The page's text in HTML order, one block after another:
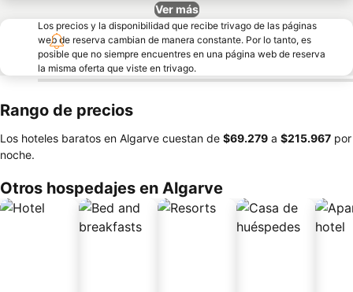
Ver más
Los precios y la disponibilidad que recibe trivago de las páginas
web de reserva cambian de manera constante. Por lo tanto, es
posible que no siempre encuentres en una página web de reserva
la misma oferta que viste en trivago.
Rango de precios
Los hoteles baratos en Algarve cuestan de ‎$69.279 a ‎$215.967 por
noche.
Otros hospedajes en Algarve